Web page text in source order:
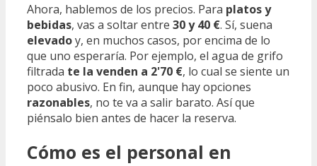
Ahora, hablemos de los precios. Para platos y
bebidas, vas a soltar entre 30 y 40 €. Sí, suena
elevadoy, en muchos casos, por encima de lo
que uno esperaría. Por ejemplo, el agua de grifo
filtrada te la venden a 2'70 €, lo cual se siente un
poco abusivo. En fin, aunque hay opciones
razonables, no te va a salir barato. Así que
piénsalo bien antes de hacer la reserva.
Cómo es el personal en